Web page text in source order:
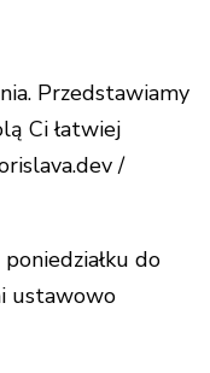
Przedstawiamy
Ci łatwiej
/
do
ustawowo